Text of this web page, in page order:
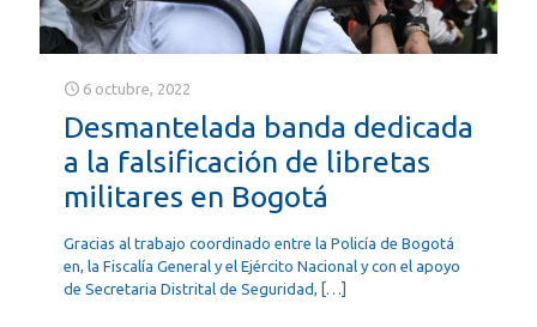
6 octubre, 2022
Desmantelada banda dedicada
a la falsificación de libretas
militares en Bogotá
Gracias al trabajo coordinado entre la Policía de Bogotá
en, la Fiscalía General y el Ejército Nacional y con el apoyo
de Secretaria Distrital de Seguridad, […]